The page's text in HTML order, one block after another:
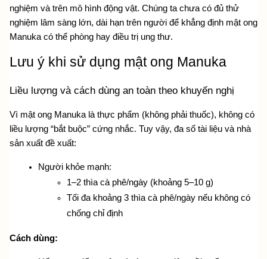
nghiệm và trên mô hình động vật. Chúng ta chưa có đủ thử
nghiệm lâm sàng lớn, dài hạn trên người để khẳng định mật ong
Manuka có thể phòng hay điều trị ung thư.
Lưu ý khi sử dụng mật ong Manuka
Liều lượng và cách dùng an toàn theo khuyến nghị
Vì mật ong Manuka là thực phẩm (không phải thuốc), không có
liều lượng “bắt buộc” cứng nhắc. Tuy vậy, đa số tài liệu và nhà
sản xuất đề xuất:
Người khỏe mạnh:
1–2 thìa cà phê/ngày (khoảng 5–10 g)
Tối đa khoảng 3 thìa cà phê/ngày nếu không có
chống chỉ định
Cách dùng: